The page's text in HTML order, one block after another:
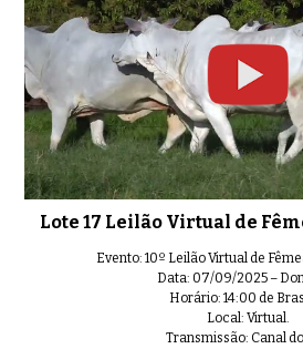
Lote 17 Leilão Virtual de
Evento: 10º Leilão Virtual de
Data: 07/09/2025 –
Horário: 14:00 de
Local: Virtual.
Transmissão: Canal